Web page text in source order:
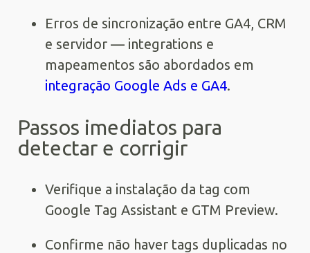
Erros de sincronização entre GA4, CRM
e servidor — integrations e
mapeamentos são abordados em
integração Google Ads e GA4.
Passos imediatos para
detectar e corrigir
Verifique a instalação da tag com
Google Tag Assistant e GTM Preview.
Confirme não haver tags duplicadas no